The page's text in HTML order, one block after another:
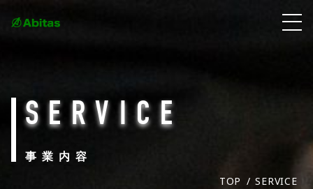
HOME
SERVICE
事業内容
TOP SERVICE